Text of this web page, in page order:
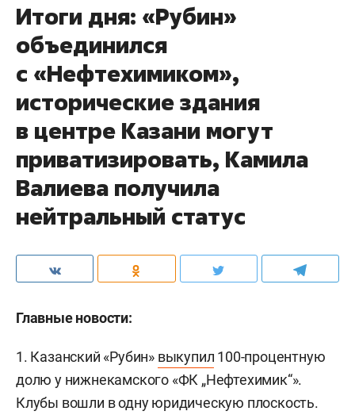
Итоги дня: «Рубин»
объединился
с «Нефтехимиком»,
исторические здания
в центре Казани могут
приватизировать, Камила
Валиева получила
нейтральный статус
Главные новости:
1. Казанский «Рубин» выкупил 100-процентную
долю у нижнекамского «ФК „Нефтехимик“».
Клубы вошли в одну юридическую плоскость.